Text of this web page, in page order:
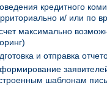
кредитного
и/ или по
максимально
и отправка
шаблонам